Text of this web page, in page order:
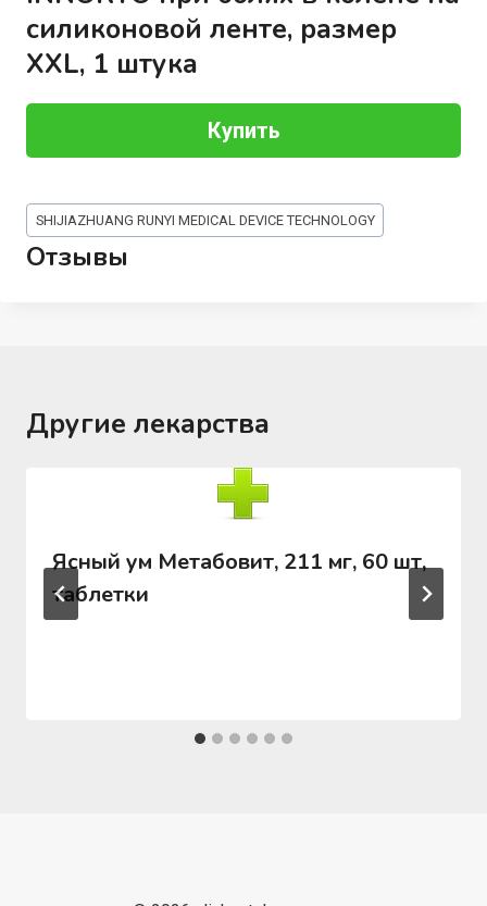
силиконовой ленте, размер
XXL, 1 штука
Купить
Метки
записи:
SHIJIAZHUANG RUNYI MEDICAL DEVICE TECHNOLOGY
Отзывы
Другие лекарства
Ясный ум Метабовит, 211 мг, 60 шт,
таблетки